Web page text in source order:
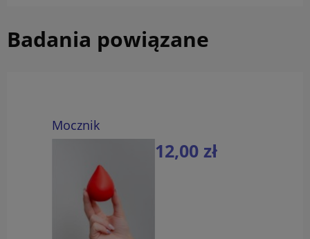
Badania powiązane
Mocznik
12,00 zł